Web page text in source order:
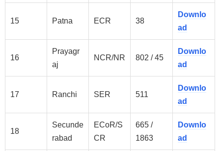
15 Patna ECR 38
Downlo
ad
16
Prayagr
aj
NCR/NR 802 / 45
Downlo
ad
17 Ranchi SER 511
Downlo
ad
18
Secunde
rabad
ECoR/S
CR
665 /
1863
Downlo
ad